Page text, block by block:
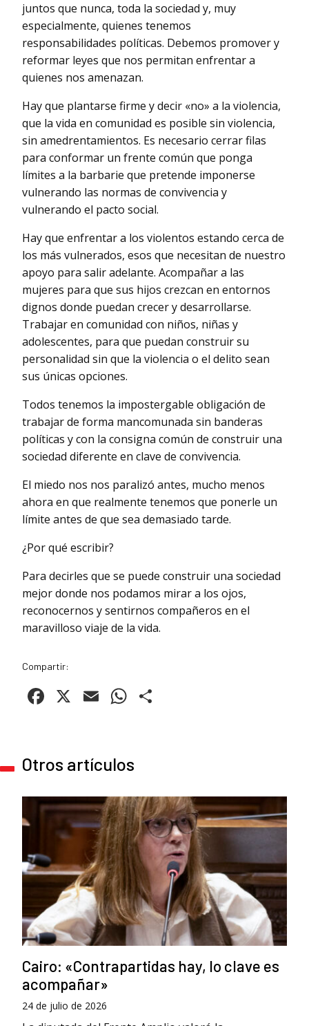
juntos que nunca, toda la sociedad y, muy
especialmente, quienes tenemos
responsabilidades políticas. Debemos promover y
reformar leyes que nos permitan enfrentar a
quienes nos amenazan.
Hay que plantarse firme y decir «no» a la violencia,
que la vida en comunidad es posible sin violencia,
sin amedrentamientos. Es necesario cerrar filas
para conformar un frente común que ponga
límites a la barbarie que pretende imponerse
vulnerando las normas de convivencia y
vulnerando el pacto social.
Hay que enfrentar a los violentos estando cerca de
los más vulnerados, esos que necesitan de nuestro
apoyo para salir adelante. Acompañar a las
mujeres para que sus hijos crezcan en entornos
dignos donde puedan crecer y desarrollarse.
Trabajar en comunidad con niños, niñas y
adolescentes, para que puedan construir su
personalidad sin que la violencia o el delito sean
sus únicas opciones.
Todos tenemos la impostergable obligación de
trabajar de forma mancomunada sin banderas
políticas y con la consigna común de construir una
sociedad diferente en clave de convivencia.
El miedo nos nos paralizó antes, mucho menos
ahora en que realmente tenemos que ponerle un
límite antes de que sea demasiado tarde.
¿Por qué escribir?
Para decirles que se puede construir una sociedad
mejor donde nos podamos mirar a los ojos,
reconocernos y sentirnos compañeros en el
maravilloso viaje de la vida.
Compartir:
Facebook
X EmailWhatsApp
Otros artículos
Cairo: «Contrapartidas hay, lo clave es
acompañar»
24 de julio de 2026